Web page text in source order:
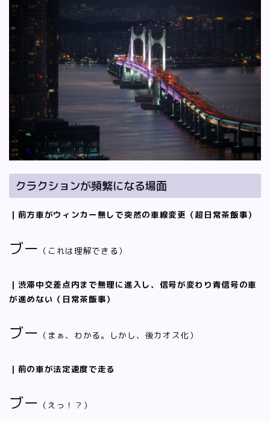
クラクションが頻繁になる場面
｜前方車がウィンカー無しで突然の車線変更（超日常茶飯事）
ブー （これは理解できる）
｜渋滞中交差点内まで無理に進入し、信号が変わり青信号の車
が進めない（日常茶飯事）
ブー （まぁ、わかる。しかし、後カオス化）
｜前の車が法定速度で走る
ブー （えっ！？）